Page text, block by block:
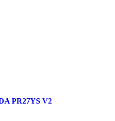
PR27YS V2